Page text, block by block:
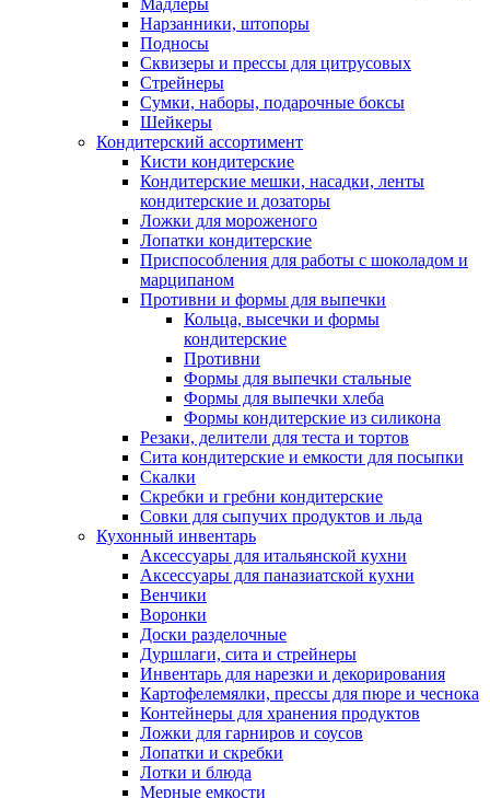
Мадлеры
Нарзанники, штопоры
Подносы
Сквизеры и прессы для цитрусовых
Стрейнеры
Сумки, наборы, подарочные боксы
Шейкеры
Кондитерский ассортимент
Кисти кондитерские
Кондитерские мешки, насадки, ленты
кондитерские и дозаторы
Ложки для мороженого
Лопатки кондитерские
Приспособления для работы с шоколадом и
марципаном
Противни и формы для выпечки
Кольца, высечки и формы
кондитерские
Противни
Формы для выпечки стальные
Формы для выпечки хлеба
Формы кондитерские из силикона
Резаки, делители для теста и тортов
Сита кондитерские и емкости для посыпки
Скалки
Скребки и гребни кондитерские
Совки для сыпучих продуктов и льда
Кухонный инвентарь
Аксессуары для итальянской кухни
Аксессуары для паназиатской кухни
Венчики
Воронки
Доски разделочные
Дуршлаги, сита и стрейнеры
Инвентарь для нарезки и декорирования
Картофелемялки, прессы для пюре и чеснока
Контейнеры для хранения продуктов
Ложки для гарниров и соусов
Лопатки и скребки
Лотки и блюда
Мерные емкости